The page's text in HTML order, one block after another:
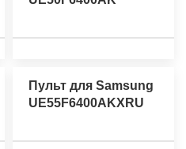
Пульт для Samsung
UE55F6400AKXRU